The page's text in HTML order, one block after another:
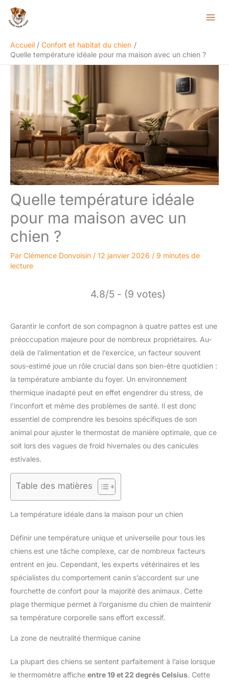
Aller
Accueil
Confort et habitat du chien
Quelle température idéale pour ma maison avec un chien ?
Quelle température idéale
pour ma maison avec un
chien ?
Par Clémence Donvoisin / 12 janvier 2026 / 9 minutes de
lecture
4.8/5 - (9 votes)
Garantir le confort de son compagnon à quatre pattes est une
préoccupation majeure pour de nombreux propriétaires. Au-
delà de l’alimentation et de l’exercice, un facteur souvent
sous-estimé joue un rôle crucial dans son bien-être quotidien :
la température ambiante du foyer. Un environnement
thermique inadapté peut en effet engendrer du stress, de
l’inconfort et même des problèmes de santé. Il est donc
essentiel de comprendre les besoins spécifiques de son
animal pour ajuster le thermostat de manière optimale, que ce
soit lors des vagues de froid hivernales ou des canicules
estivales.
Table des matières
La température idéale dans la maison pour un chien
Définir une température unique et universelle pour tous les
chiens est une tâche complexe, car de nombreux facteurs
entrent en jeu. Cependant, les experts vétérinaires et les
spécialistes du comportement canin s’accordent sur une
fourchette de confort pour la majorité des animaux. Cette
plage thermique permet à l’organisme du chien de maintenir
sa température corporelle sans effort excessif.
La zone de neutralité thermique canine
La plupart des chiens se sentent parfaitement à l’aise lorsque
le thermomètre affiche entre 19 et 22 degrés Celsius. Cette
Rechercher